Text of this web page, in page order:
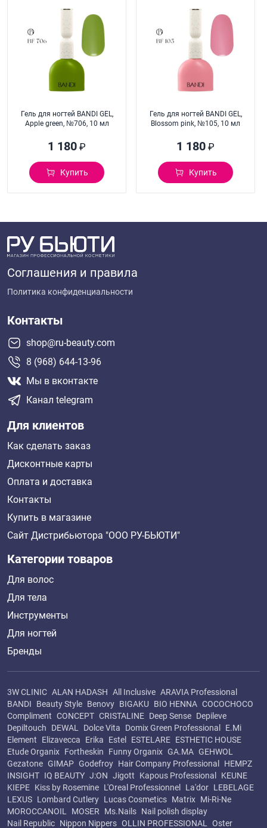
Гель для ногтей BANDI GEL,
Apple green, №706, 10 мл
1 180 ₽
Купить
Гель для ногтей BANDI GEL,
Blossom pink, №105, 10 мл
1 180 ₽
Купить
Соглашения и правила
Политика конфиденциальности
Контакты
shop@ru-beauty.com
8 (968) 644-13-96
Мы в вконтакте
Канал telegram
Для клиентов
Как сделать заказ
Дисконтные карты
Оплата и доставка
Контакты
Купить в магазине
Сайт Дистрибьютора "ООО РУ-БЬЮТИ"
Категории товаров
Для волос
Для тела
Инструменты
Для ногтей
Бренды
3W CLINIC ALAN HADASH All Inclusive ARAVIA Professional
BANDI
Beauty Style Benovy BIGAKU BIO HENNA COCOCHOCO
Compliment CONCEPT CRISTALINE Deep Sense Depileve
Depiltouch
DEWAL Dolce Vita Domix Green Professional
E.Mi
Element
Elizavecca Erika Estel ESTELARE ESTHETIC HOUSE
Etude Organix Fortheskin Funny Organix GA.MA GEHWOL
Gezatone GIMAP Godefroy Hair Company Professional
HEMPZ
INSIGHT IQ BEAUTY J:ON Jigott Kapous Professional
KEUNE
KIEPE Kiss by Rosemine L'Oreal Professionnel La'dor LEBELAGE
LEXUS Lombard Cutlery Lucas Cosmetics Matrix Mi-Ri-Ne
MOROCCANOIL
MOSER Ms.Nails Nail polish display
Nail Republic Nippon Nippers OLLIN PROFESSIONAL Oster